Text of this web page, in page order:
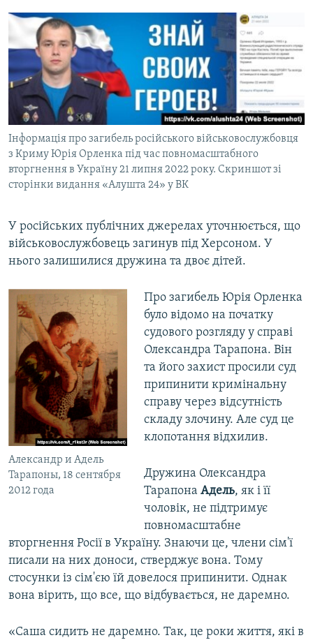
Інформація про загибель російського військовослужбовця
з Криму Юрія Орленка під час повномасштабного
вторгнення в Україну 21 липня 2022 року. Скриншот зі
сторінки видання «Алушта 24» у ВК
У російських публічних джерелах уточнюється, що
військовослужбовець загинув під Херсоном. У
нього залишилися дружина та двоє дітей.
Александр и Адель
Тарапоны, 18 сентября
2012 года
Про загибель Юрія Орленка
було відомо на початку
судового розгляду у справі
Олександра Тарапона. Він
та його захист просили суд
припинити кримінальну
справу через відсутність
складу злочину. Але суд це
клопотання відхилив.
Дружина Олександра
Тарапона Адель, як і її
чоловік, не підтримує
повномасштабне
вторгнення Росії в Україну. Знаючи це, члени сім'ї
писали на них доноси, стверджує вона. Тому
стосунки із сім'єю їй довелося припинити. Однак
вона вірить, що все, що відбувається, не даремно.
«Саша сидить не даремно. Так, це роки життя, які в